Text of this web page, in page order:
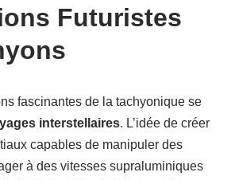
Futuristes
fascinantes de la tachyonique se
interstellaires. L’idée de créer
capables de manipuler des
à des vitesses supraluminiques